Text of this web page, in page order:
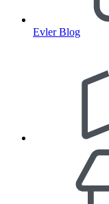
Evler Blog